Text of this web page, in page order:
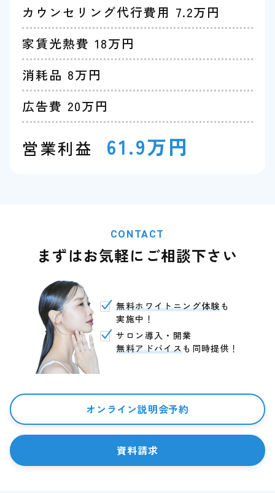
カウンセリング代行費用 7.2万円
家賃光熱費 18万円
消耗品 8万円
広告費 20万円
営業利益 61.9万円
CONTACT
まずはお気軽にご相談下さい
無料ホワイトニング体験も
実施中！
サロン導入・開業
無料アドバイスも同時提供！
オンライン説明会予約
資料請求